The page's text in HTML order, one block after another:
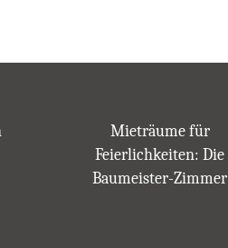
Mieträume für
Feierlichkeiten: Die
Baumeister-Zimmer